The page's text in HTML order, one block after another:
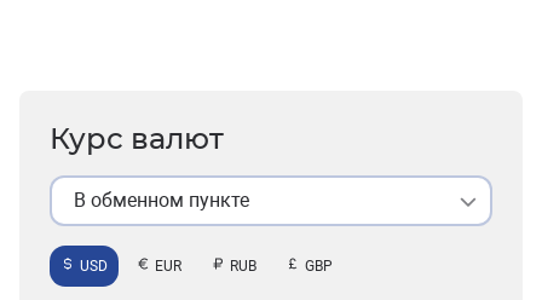
Курс валют
В обменном пункте
USD EUR RUB GBP